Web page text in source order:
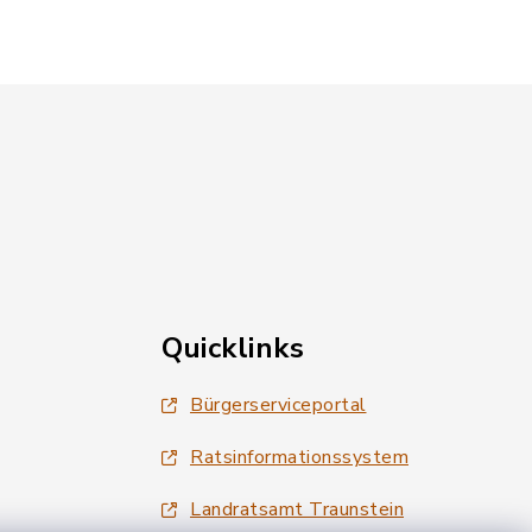
Quicklinks
Bürgerserviceportal
Ratsinformationssystem
Landratsamt Traunstein